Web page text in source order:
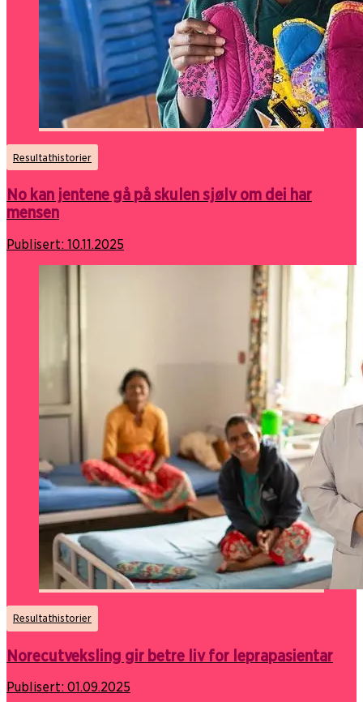
Resultathistorier
No kan jentene gå på skulen sjølv om dei har
mensen
Publisert: 10.11.2025
Resultathistorier
Norecutveksling gir betre liv for leprapasientar
Publisert: 01.09.2025